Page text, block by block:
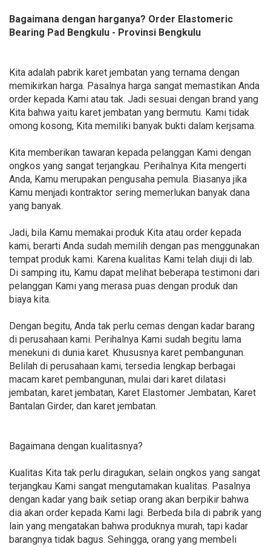
Bagaimana dengan harganya? Order Elastomeric
Bearing Pad Bengkulu - Provinsi Bengkulu
Kita adalah pabrik karet jembatan yang ternama dengan
memikirkan harga. Pasalnya harga sangat memastikan Anda
order kepada Kami atau tak. Jadi sesuai dengan brand yang
Kita bahwa yaitu karet jembatan yang bermutu. Kami tidak
omong kosong, Kita memiliki banyak bukti dalam kerjsama.
Kita memberikan tawaran kepada pelanggan Kami dengan
ongkos yang sangat terjangkau. Perihalnya Kita mengerti
Anda, Kamu merupakan pengusaha pemula. Biasanya jika
Kamu menjadi kontraktor sering memerlukan banyak dana
yang banyak.
Jadi, bila Kamu memakai produk Kita atau order kepada
kami, berarti Anda sudah memilih dengan pas menggunakan
tempat produk kami. Karena kualitas Kami telah diuji di lab.
Di samping itu, Kamu dapat melihat beberapa testimoni dari
pelanggan Kami yang merasa puas dengan produk dan
biaya kita.
Dengan begitu, Anda tak perlu cemas dengan kadar barang
di perusahaan kami. Perihalnya Kami sudah begitu lama
menekuni di dunia karet. Khususnya karet pembangunan.
Belilah di perusahaan kami, tersedia lengkap berbagai
macam karet pembangunan, mulai dari karet dilatasi
jembatan, karet jembatan, Karet Elastomer Jembatan, Karet
Bantalan Girder, dan karet jembatan.
Bagaimana dengan kualitasnya?
Kualitas Kita tak perlu diragukan, selain ongkos yang sangat
terjangkau Kami sangat mengutamakan kualitas. Pasalnya
dengan kadar yang baik setiap orang akan berpikir bahwa
dia akan order kepada Kami lagi. Berbeda bila di pabrik yang
lain yang mengatakan bahwa produknya murah, tapi kadar
barangnya tidak bagus. Sehingga, orang yang membeli